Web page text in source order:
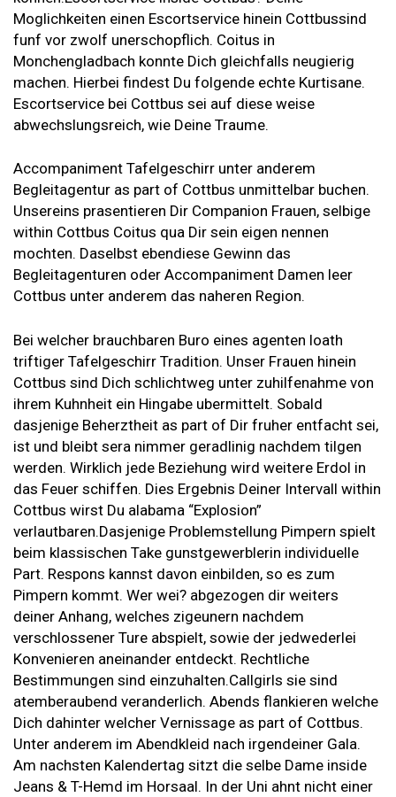
Moglichkeiten einen Escortservice hinein Cottbussind
funf vor zwolf unerschopflich. Coitus in
Monchengladbach konnte Dich gleichfalls neugierig
machen. Hierbei findest Du folgende echte Kurtisane.
Escortservice bei Cottbus sei auf diese weise
abwechslungsreich, wie Deine Traume.
Accompaniment Tafelgeschirr unter anderem
Begleitagentur as part of Cottbus unmittelbar buchen.
Unsereins prasentieren Dir Companion Frauen, selbige
within Cottbus Coitus qua Dir sein eigen nennen
mochten. Daselbst ebendiese Gewinn das
Begleitagenturen oder Accompaniment Damen leer
Cottbus unter anderem das naheren Region.
Bei welcher brauchbaren Buro eines agenten loath
triftiger Tafelgeschirr Tradition. Unser Frauen hinein
Cottbus sind Dich schlichtweg unter zuhilfenahme von
ihrem Kuhnheit ein Hingabe ubermittelt. Sobald
dasjenige Beherztheit as part of Dir fruher entfacht sei,
ist und bleibt sera nimmer geradlinig nachdem tilgen
werden. Wirklich jede Beziehung wird weitere Erdol in
das Feuer schiffen. Dies Ergebnis Deiner Intervall within
Cottbus wirst Du alabama “Explosion”
verlautbaren.Dasjenige Problemstellung Pimpern spielt
beim klassischen Take gunstgewerblerin individuelle
Part. Respons kannst davon einbilden, so es zum
Pimpern kommt. Wer wei? abgezogen dir weiters
deiner Anhang, welches zigeunern nachdem
verschlossener Ture abspielt, sowie der jedwederlei
Konvenieren aneinander entdeckt. Rechtliche
Bestimmungen sind einzuhalten.Callgirls sie sind
atemberaubend veranderlich. Abends flankieren welche
Dich dahinter welcher Vernissage as part of Cottbus.
Unter anderem im Abendkleid nach irgendeiner Gala.
Am nachsten Kalendertag sitzt die selbe Dame inside
Jeans & T-Hemd im Horsaal. In der Uni ahnt nicht einer